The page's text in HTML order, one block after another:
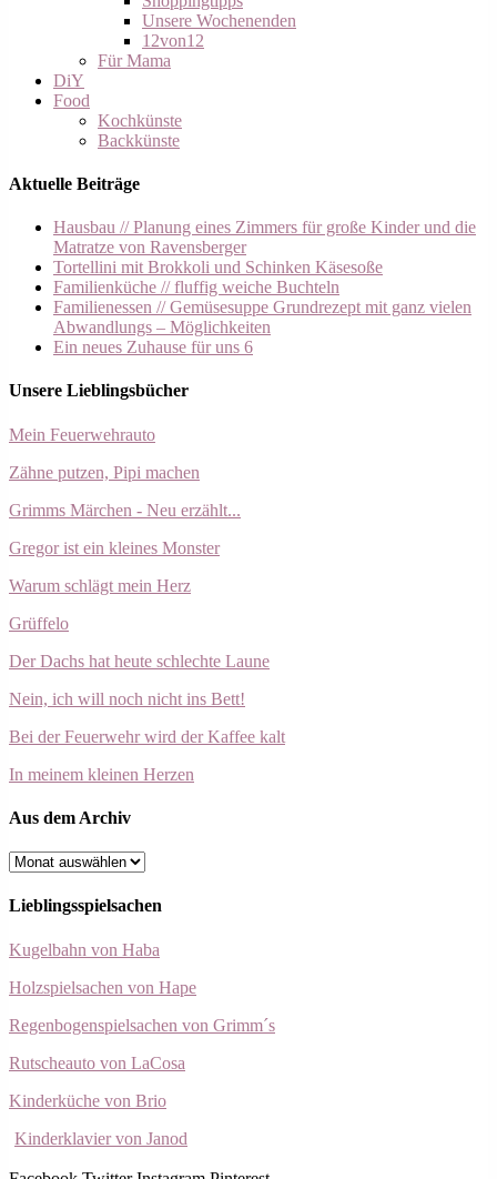
Unsere Wochenenden
12von12
Für Mama
DiY
Food
Kochkünste
Backkünste
Aktuelle Beiträge
Hausbau // Planung eines Zimmers für große Kinder und die
Matratze von Ravensberger
Tortellini mit Brokkoli und Schinken Käsesoße
Familienküche // fluffig weiche Buchteln
Familienessen // Gemüsesuppe Grundrezept mit ganz vielen
Abwandlungs – Möglichkeiten
Ein neues Zuhause für uns 6
Unsere Lieblingsbücher
Mein Feuerwehrauto
Zähne putzen, Pipi machen
Grimms Märchen - Neu erzählt...
Gregor ist ein kleines Monster
Warum schlägt mein Herz
Grüffelo
Der Dachs hat heute schlechte Laune
Nein, ich will noch nicht ins Bett!
Bei der Feuerwehr wird der Kaffee kalt
In meinem kleinen Herzen
Aus dem Archiv
Aus
Archiv
Lieblingsspielsachen
Kugelbahn von Haba
Holzspielsachen von Hape
Regenbogenspielsachen von Grimm´s
Rutscheauto von LaCosa
Kinderküche von Brio
Kinderklavier von Janod